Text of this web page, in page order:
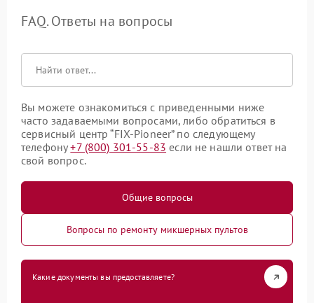
FAQ. Ответы на вопросы
Вы можете ознакомиться с приведенными ниже
часто задаваемыми вопросами, либо обратиться в
сервисный центр “FIX-Pioneer” по следующему
телефону+7 (800) 301-55-83 если не нашли ответ на
свой вопрос.
Общие вопросы
Вопросы по ремонту микшерных пультов
Какие документы вы предоставляете?